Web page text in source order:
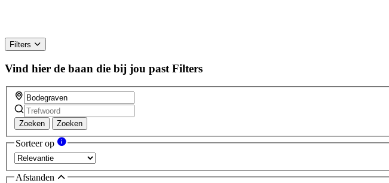
Filters
Vind hier de baan die bij jou past Filters
Zoeken Zoeken
Sorteer op
Afstanden